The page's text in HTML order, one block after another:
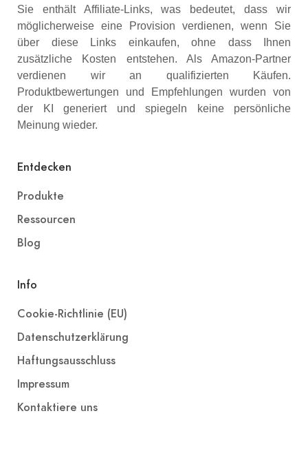
Sie enthält Affiliate-Links, was bedeutet, dass wir
möglicherweise eine Provision verdienen, wenn Sie
über diese Links einkaufen, ohne dass Ihnen
zusätzliche Kosten entstehen. Als Amazon-Partner
verdienen wir an qualifizierten Käufen.
Produktbewertungen und Empfehlungen wurden von
der KI generiert und spiegeln keine persönliche
Meinung wieder.
Entdecken
Produkte
Ressourcen
Blog
Info
Cookie-Richtlinie (EU)
Datenschutzerklärung
Haftungsausschluss
Impressum
Kontaktiere uns